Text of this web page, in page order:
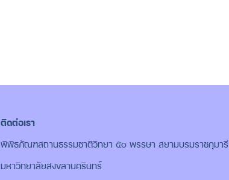
ติดต่อเรา
พิพิธภัณฑสถานธรรมชาติวิทยา ๕๐ พรรษา สยามบรมราชกุมารี
มหาวิทยาลัยสงขลานครินทร์